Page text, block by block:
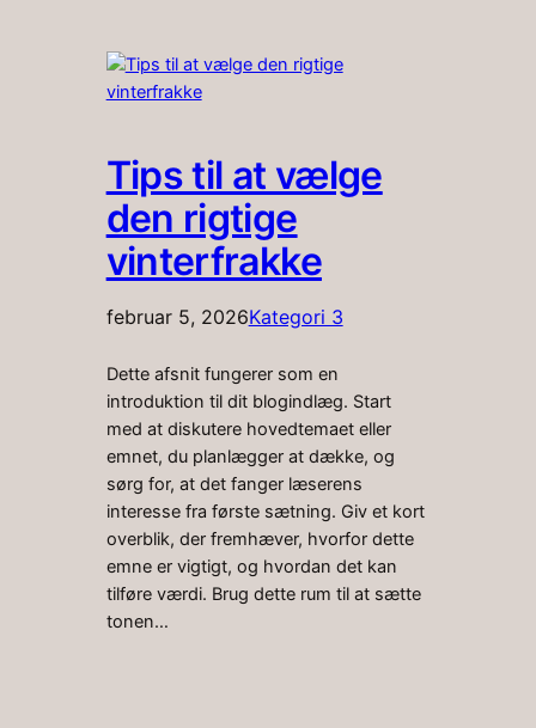
Tips til at vælge
den rigtige
vinterfrakke
februar 5, 2026Kategori 3
Dette afsnit fungerer som en
introduktion til dit blogindlæg. Start
med at diskutere hovedtemaet eller
emnet, du planlægger at dække, og
sørg for, at det fanger læserens
interesse fra første sætning. Giv et kort
overblik, der fremhæver, hvorfor dette
emne er vigtigt, og hvordan det kan
tilføre værdi. Brug dette rum til at sætte
tonen…